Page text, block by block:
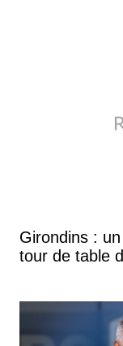
Girondins :
tour de table